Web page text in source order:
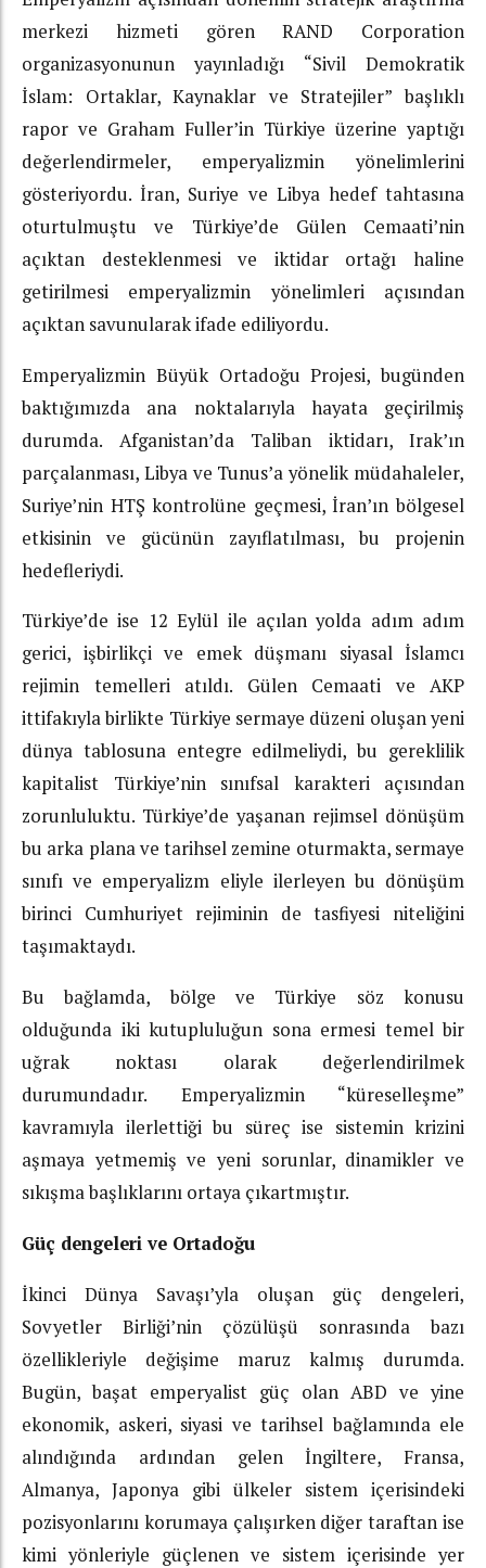
merkezi hizmeti gören RAND Corporation
organizasyonunun yayınladığı “Sivil Demokratik
İslam: Ortaklar, Kaynaklar ve Stratejiler” başlıklı
rapor ve Graham Fuller’in Türkiye üzerine yaptığı
değerlendirmeler, emperyalizmin yönelimlerini
gösteriyordu. İran, Suriye ve Libya hedef tahtasına
oturtulmuştu ve Türkiye’de Gülen Cemaati’nin
açıktan desteklenmesi ve iktidar ortağı haline
getirilmesi emperyalizmin yönelimleri açısından
açıktan savunularak ifade ediliyordu.
Emperyalizmin Büyük Ortadoğu Projesi, bugünden
baktığımızda ana noktalarıyla hayata geçirilmiş
durumda. Afganistan’da Taliban iktidarı, Irak’ın
parçalanması, Libya ve Tunus’a yönelik müdahaleler,
Suriye’nin HTŞ kontrolüne geçmesi, İran’ın bölgesel
etkisinin ve gücünün zayıflatılması, bu projenin
hedefleriydi.
Türkiye’de ise 12 Eylül ile açılan yolda adım adım
gerici, işbirlikçi ve emek düşmanı siyasal İslamcı
rejimin temelleri atıldı. Gülen Cemaati ve AKP
ittifakıyla birlikte Türkiye sermaye düzeni oluşan yeni
dünya tablosuna entegre edilmeliydi, bu gereklilik
kapitalist Türkiye’nin sınıfsal karakteri açısından
zorunluluktu. Türkiye’de yaşanan rejimsel dönüşüm
bu arka plana ve tarihsel zemine oturmakta, sermaye
sınıfı ve emperyalizm eliyle ilerleyen bu dönüşüm
birinci Cumhuriyet rejiminin de tasfiyesi niteliğini
taşımaktaydı.
Bu bağlamda, bölge ve Türkiye söz konusu
olduğunda iki kutupluluğun sona ermesi temel bir
uğrak noktası olarak değerlendirilmek
durumundadır. Emperyalizmin “küreselleşme”
kavramıyla ilerlettiği bu süreç ise sistemin krizini
aşmaya yetmemiş ve yeni sorunlar, dinamikler ve
sıkışma başlıklarını ortaya çıkartmıştır.
Güç dengeleri ve Ortadoğu
İkinci Dünya Savaşı’yla oluşan güç dengeleri,
Sovyetler Birliği’nin çözülüşü sonrasında bazı
özellikleriyle değişime maruz kalmış durumda.
Bugün, başat emperyalist güç olan ABD ve yine
ekonomik, askeri, siyasi ve tarihsel bağlamında ele
alındığında ardından gelen İngiltere, Fransa,
Almanya, Japonya gibi ülkeler sistem içerisindeki
pozisyonlarını korumaya çalışırken diğer taraftan ise
kimi yönleriyle güçlenen ve sistem içerisinde yer